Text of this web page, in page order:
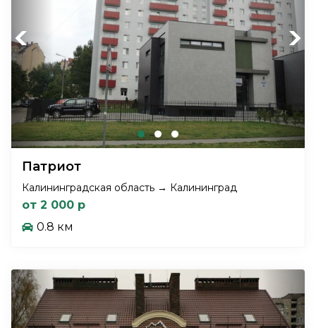
Previous Next
Патриот
Калининградская область → Калининград
от 2 000 р
0.8 км